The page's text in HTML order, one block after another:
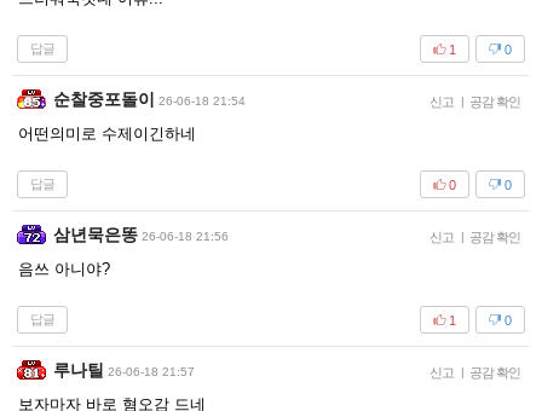
답글 0
1
순찰중포돌이 26-06-18 21:54 신고 | 공감 확인
어떤의미로 수제이긴하네
답글 0
0
삼년묵은똥 26-06-18 21:56 신고 | 공감 확인
음쓰 아니야?
답글 0
1
루나틸 26-06-18 21:57 신고 | 공감 확인
보자마자 바로 혐오감 드네